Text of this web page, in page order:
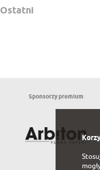
Ostatni
Sponsorzy premium